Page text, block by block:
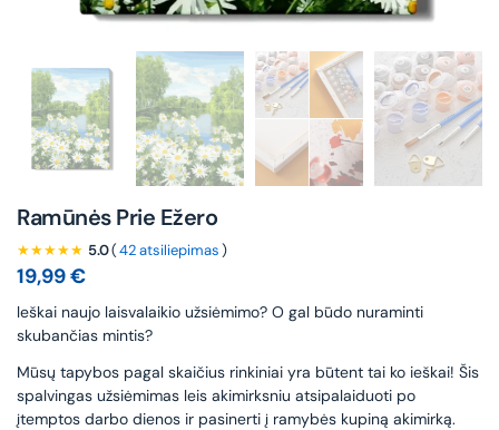
Ramūnės Prie Ežero
★★★★★ 5.0(42 atsiliepimas)
19,99€
leškai naujo laisvalaikio užsiėmimo? O gal būdo nuraminti
skubančias mintis?
Mūsų tapybos pagal skaičius rinkiniai yra būtent tai ko ieškai! Šis
spalvingas užsiėmimas leis akimirksniu atsipalaiduoti po
įtemptos darbo dienos ir pasinerti į ramybės kupiną akimirką.